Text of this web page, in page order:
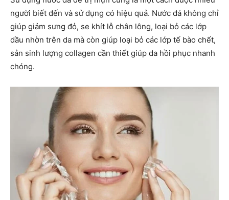
người biết đến và sử dụng có hiệu quả. Nước đá không chỉ
giúp giảm sưng đỏ, se khít lỗ chân lông, loại bỏ các lớp
dầu nhờn trên da mà còn giúp loại bỏ các lớp tế bào chết,
sản sinh lượng collagen cần thiết giúp da hồi phục nhanh
chóng.